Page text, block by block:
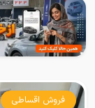
فروش اقساطی